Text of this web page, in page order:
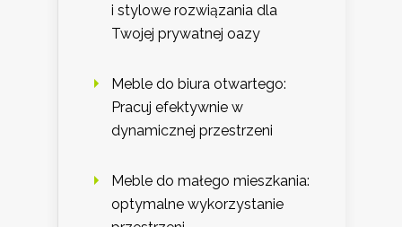
i stylowe rozwiązania dla
Twojej prywatnej oazy
Meble do biura otwartego:
Pracuj efektywnie w
dynamicznej przestrzeni
Meble do małego mieszkania:
optymalne wykorzystanie